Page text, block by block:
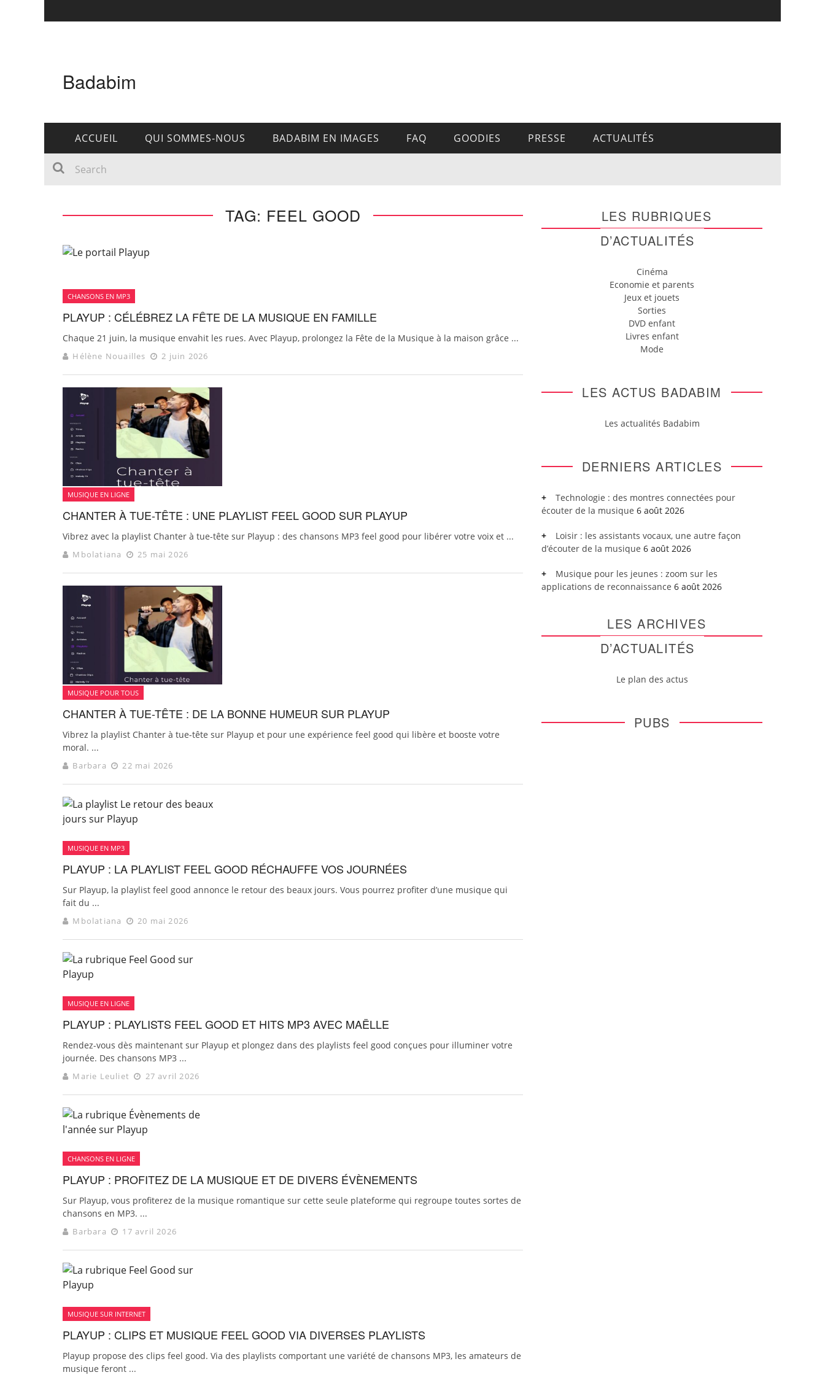
Badabim
ACCUEIL QUI SOMMES-NOUS BADABIM EN IMAGES FAQ GOODIES PRESSE ACTUALITÉS
TAG: FEEL GOOD
CHANSONS EN MP3
PLAYUP : CÉLÉBREZ LA FÊTE DE LA MUSIQUE EN FAMILLE
Chaque 21 juin, la musique envahit les rues. Avec Playup, prolongez la Fête de la Musique à la maison grâce ...
Hélène Nouailles 2 juin 2026
MUSIQUE EN LIGNE
CHANTER À TUE-TÊTE : UNE PLAYLIST FEEL GOOD SUR PLAYUP
Vibrez avec la playlist Chanter à tue-tête sur Playup : des chansons MP3 feel good pour libérer votre voix et ...
Mbolatiana 25 mai 2026
MUSIQUE POUR TOUS
CHANTER À TUE-TÊTE : DE LA BONNE HUMEUR SUR PLAYUP
Vibrez la playlist Chanter à tue-tête sur Playup et pour une expérience feel good qui libère et booste votre
moral. ...
Barbara 22 mai 2026
MUSIQUE EN MP3
PLAYUP : LA PLAYLIST FEEL GOOD RÉCHAUFFE VOS JOURNÉES
Sur Playup, la playlist feel good annonce le retour des beaux jours. Vous pourrez profiter d’une musique qui
fait du ...
Mbolatiana 20 mai 2026
MUSIQUE EN LIGNE
PLAYUP : PLAYLISTS FEEL GOOD ET HITS MP3 AVEC MAËLLE
Rendez-vous dès maintenant sur Playup et plongez dans des playlists feel good conçues pour illuminer votre
journée. Des chansons MP3 ...
Marie Leuliet 27 avril 2026
CHANSONS EN LIGNE
PLAYUP : PROFITEZ DE LA MUSIQUE ET DE DIVERS ÉVÈNEMENTS
Sur Playup, vous profiterez de la musique romantique sur cette seule plateforme qui regroupe toutes sortes de
chansons en MP3. ...
Barbara 17 avril 2026
MUSIQUE SUR INTERNET
PLAYUP : CLIPS ET MUSIQUE FEEL GOOD VIA DIVERSES PLAYLISTS
Playup propose des clips feel good. Via des playlists comportant une variété de chansons MP3, les amateurs de
musique feront ...
LES RUBRIQUES
D’ACTUALITÉS
Cinéma
Economie et parents
Jeux et jouets
Sorties
DVD enfant
Livres enfant
Mode
LES ACTUS BADABIM
Les actualités Badabim
DERNIERS ARTICLES
Technologie : des montres connectées pour
écouter de la musique 6 août 2026
Loisir : les assistants vocaux, une autre façon
d’écouter de la musique 6 août 2026
Musique pour les jeunes : zoom sur les
applications de reconnaissance 6 août 2026
LES ARCHIVES
D’ACTUALITÉS
Le plan des actus
PUBS